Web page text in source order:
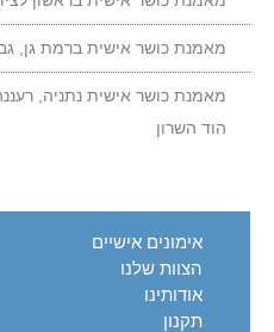
נתקלת בבעיה באתר? הצעה
נתקלת בבעיה באתר?
מתנה
מאמנת כושר אישית ברמת גן,
מאמנת כושר אישית נתניה,
הוד השרון
אימונים אישיים
הצוות שלנו
אודותינו
תקנון